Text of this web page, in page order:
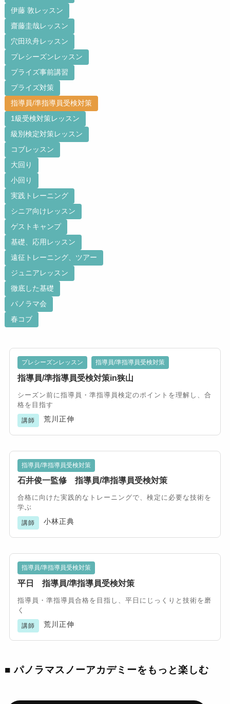
伊藤 敦レッスン
齋藤圭哉レッスン
穴田玖舟レッスン
プレシーズンレッスン
プライズ事前講習
プライズ対策
指導員/準指導員受検対策
1級受検対策レッスン
級別検定対策レッスン
コブレッスン
大回り
小回り
実践トレーニング
シニア向けレッスン
ゲストキャンプ
基礎、応用レッスン
遠征トレーニング、ツアー
ジュニアレッスン
徹底した基礎
パノラマ会
春コブ
プレシーズンレッスン 指導員/準指導員受検対策
指導員/準指導員受検対策in狭山
シーズン前に指導員・準指導員検定のポイントを理解し、合
格を目指す
講師 荒川正伸
指導員/準指導員受検対策
石井俊一監修 指導員/準指導員受検対策
合格に向けた実践的なトレーニングで、検定に必要な技術を
学ぶ
講師 小林正典
指導員/準指導員受検対策
平日 指導員/準指導員受検対策
指導員・準指導員合格を目指し、平日にじっくりと技術を磨
く
講師 荒川正伸
■ パノラマスノーアカデミーをもっと楽しむ